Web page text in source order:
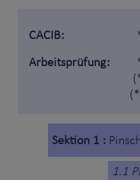
CACIB:
Arbeitsprüfung:
Sektion 1 :
1.1